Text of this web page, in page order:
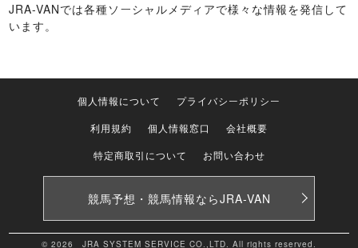
JRA-VANでは各種ソーシャルメディアで様々な情報を発信して
います。
個人情報について
プライバシーポリシー
利用規約
個人情報窓口
会社概要
特定商取引について
お問い合わせ
競馬予想・競馬情報ならJRA-VAN
© 2026 JRA SYSTEM SERVICE CO.,LTD. All rights reserved.